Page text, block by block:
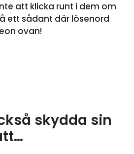
att klicka runt i dem om
ett sådant där lösenord
ovan!
skydda sin